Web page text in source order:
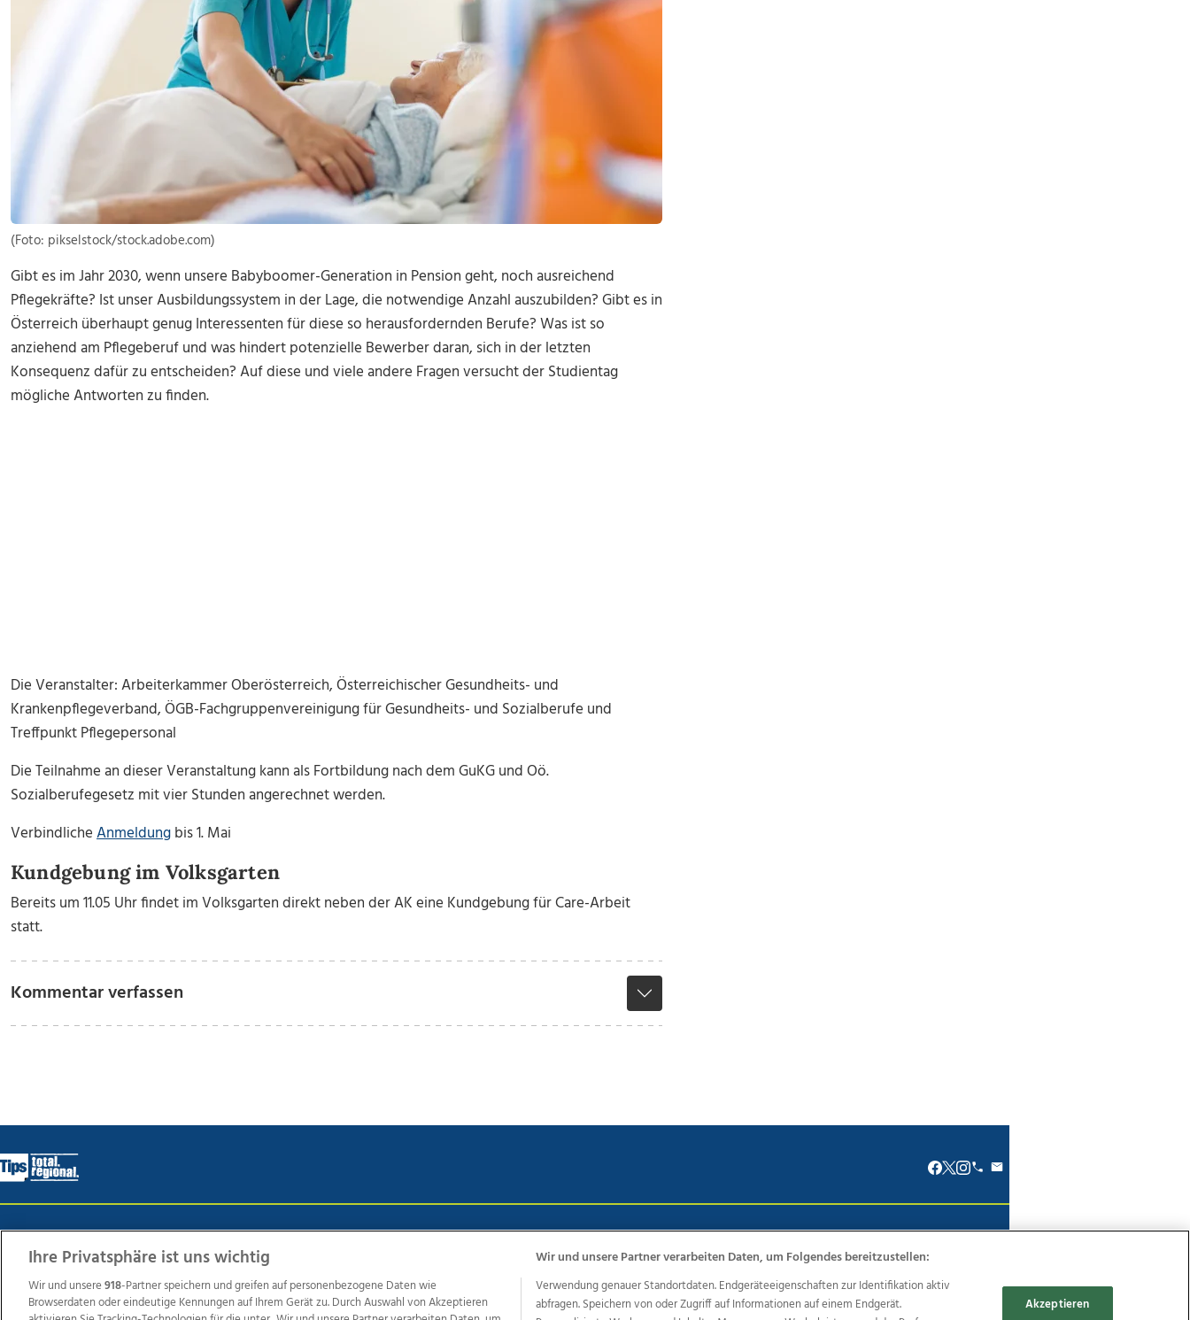
(Foto: pikselstock/stock.adobe.com)
Gibt es im Jahr 2030, wenn unsere Babyboomer-Generation in Pension geht, noch ausreichend
Pflegekräfte? Ist unser Ausbildungssystem in der Lage, die notwendige Anzahl auszubilden? Gibt es in
Österreich überhaupt genug Interessenten für diese so herausfordernden Berufe? Was ist so
anziehend am Pflegeberuf und was hindert potenzielle Bewerber daran, sich in der letzten
Konsequenz dafür zu entscheiden? Auf diese und viele andere Fragen versucht der Studientag
mögliche Antworten zu finden.
Die Veranstalter: Arbeiterkammer Oberösterreich, Österreichischer Gesundheits- und
Krankenpflegeverband, ÖGB-Fachgruppenvereinigung für Gesundheits- und Sozialberufe und
Treffpunkt Pflegepersonal
Die Teilnahme an dieser Veranstaltung kann als Fortbildung nach dem GuKG und Oö.
Sozialberufegesetz mit vier Stunden angerechnet werden.
VerbindlicheAnmeldungbis 1. Mai
Kundgebung im Volksgarten
Bereits um 11.05 Uhr findet im Volksgarten direkt neben der AK eine Kundgebung für Care-Arbeit
statt.
Kommentar verfassen
Weitere Angebote des Medienhauses Wimmer
Ihre Privatsphäre ist uns wichtig
Wir und unsere918-Partner speichern und greifen auf personenbezogene Daten wie
Browserdaten oder eindeutige Kennungen auf Ihrem Gerät zu. Durch Auswahl von Akzeptieren
Wir und unsere Partner verarbeiten Daten, um Folgendes bereitzustellen:
Verwendung genauer Standortdaten. Endgeräteeigenschaften zur Identifikation aktiv
abfragen. Speichern von oder Zugriff auf Informationen auf einem Endgerät.
Akzeptieren